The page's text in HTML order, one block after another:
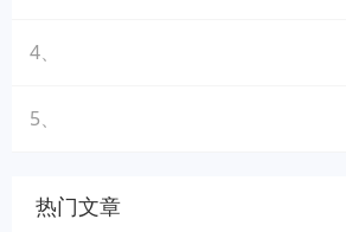
4、
5、
热门文章